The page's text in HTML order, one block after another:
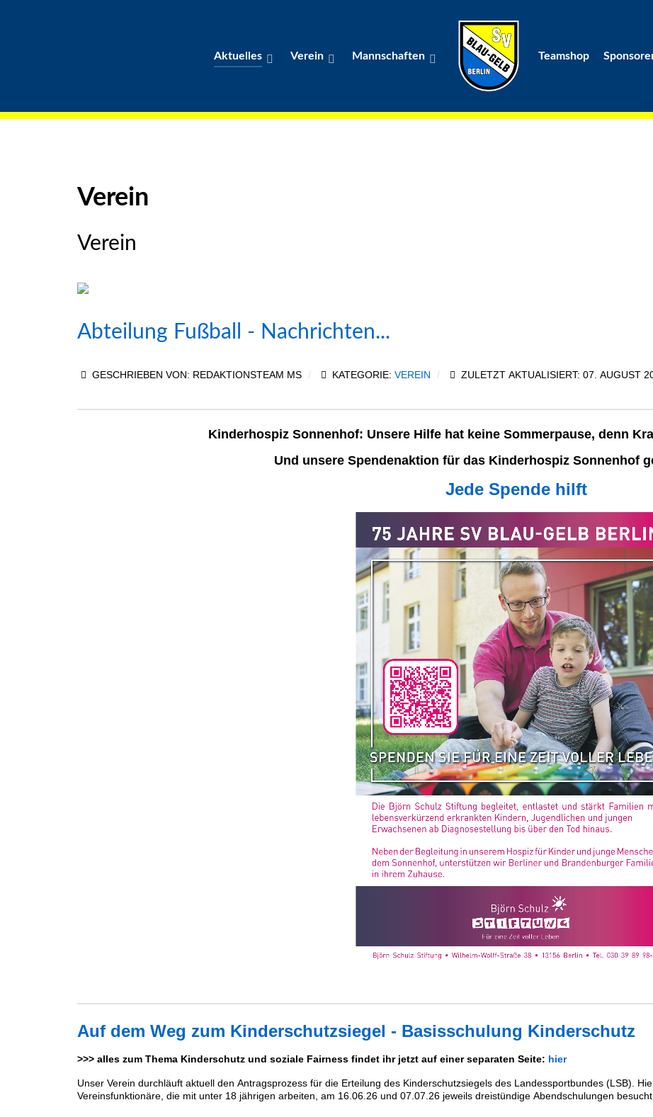
Aktuelles Verein Mannschaften Teamshop
Verein
Verein
Abteilung Fußball - Nachrichten...
GESCHRIEBEN VON: REDAKTIONSTEAM MS KATEGORIE: VEREIN ZULETZT AKTUALISIERT: 07. AUGUST
Kinderhospiz Sonnenhof: Unsere Hilfe hat keine Sommerpause, denn
Und unsere Spendenaktion für das Kinderhospiz Sonnenhof
Jede Spende hilft
Auf dem Weg zum Kinderschutzsiegel - Basisschulung Kinderschutz
>>> alles zum Thema Kinderschutz und soziale Fairness findet ihr jetzt auf einer separaten Seite: hier
Unser Verein durchläuft aktuell den Antragsprozess für die Erteilung des Kinderschutzsiegels des Landessportbundes (LSB).
Vereinsfunktionäre, die mit unter 18 jährigen arbeiten, am 16.06.26 und 07.07.26 jeweils dreistündige Abendschulungen besucht.